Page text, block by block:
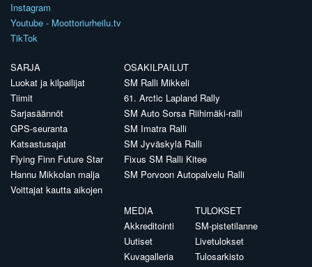
Instagram
Youtube - Moottoriurheilu.tv
TikTok
SARJA
Luokat ja kilpailijat
Tiimit
Sarjasäännöt
GPS-seuranta
Katsastusajat
Flying Finn Future Star
Hannu Mikkolan malja
Voittajat kautta aikojen
OSAKILPAILUT
SM Ralli Mikkeli
61. Arctic Lapland Rally
SM Auto Sorsa Riihimäki-ralli
SM Imatra Ralli
SM Jyväskylä Ralli
Fixus SM Ralli Kitee
SM Porvoon Autopalvelu Ralli
MEDIA
Akkreditointi
Uutiset
Kuvagalleria
TULOKSET
SM-pistetilanne
Livetulokset
Tulosarkisto